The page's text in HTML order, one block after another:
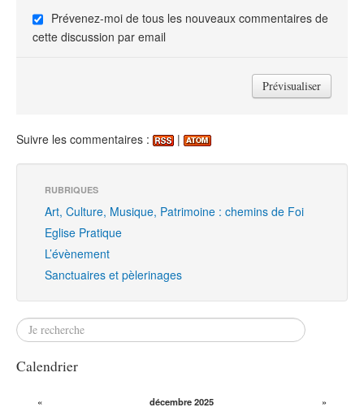
Prévenez-moi de tous les nouveaux commentaires de
cette discussion par email
Suivre les commentaires : |
RUBRIQUES
Art, Culture, Musique, Patrimoine : chemins de Foi
Eglise Pratique
L’évènement
Sanctuaires et pèlerinages
Calendrier
« décembre 2025
»